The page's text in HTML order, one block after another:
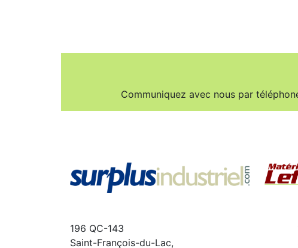
Communiquez avec nous par
196 QC-143
Saint-François-du-Lac,